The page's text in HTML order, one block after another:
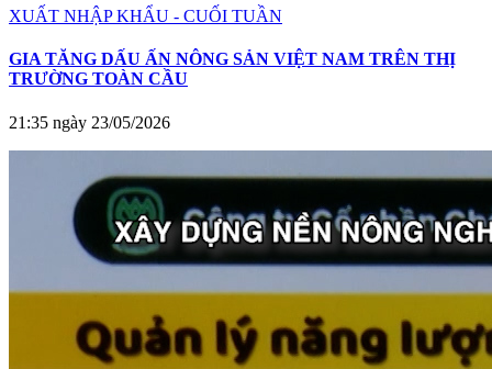
XUẤT NHẬP KHẨU - CUỐI TUẦN
GIA TĂNG DẤU ẤN NÔNG SẢN VIỆT NAM TRÊN THỊ
TRƯỜNG TOÀN CẦU
21:35 ngày 23/05/2026